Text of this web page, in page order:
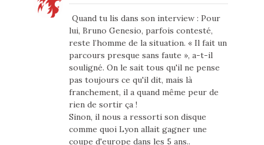
Quand tu lis dans son interview : Pour
lui, Bruno Genesio, parfois contesté,
reste l’homme de la situation. « Il fait un
parcours presque sans faute », a-t-il
souligné. On le sait tous qu'il ne pense
pas toujours ce qu'il dit, mais là
franchement, il a quand même peur de
rien de sortir ça !
Sinon, il nous a ressorti son disque
comme quoi Lyon allait gagner une
coupe d'europe dans les 5 ans..